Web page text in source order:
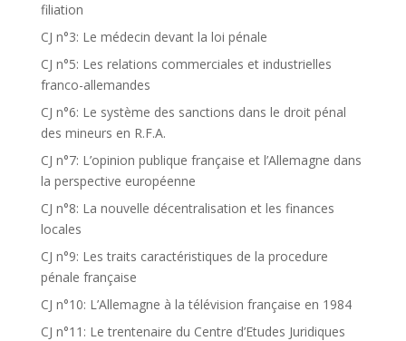
filiation
CJ n°3: Le médecin devant la loi pénale
CJ n°5: Les relations commerciales et industrielles
franco-allemandes
CJ n°6: Le système des sanctions dans le droit pénal
des mineurs en R.F.A.
CJ n°7: L’opinion publique française et l’Allemagne dans
la perspective européenne
CJ n°8: La nouvelle décentralisation et les finances
locales
CJ n°9: Les traits caractéristiques de la procedure
pénale française
CJ n°10: L’Allemagne à la télévision française en 1984
CJ n°11: Le trentenaire du Centre d’Etudes Juridiques